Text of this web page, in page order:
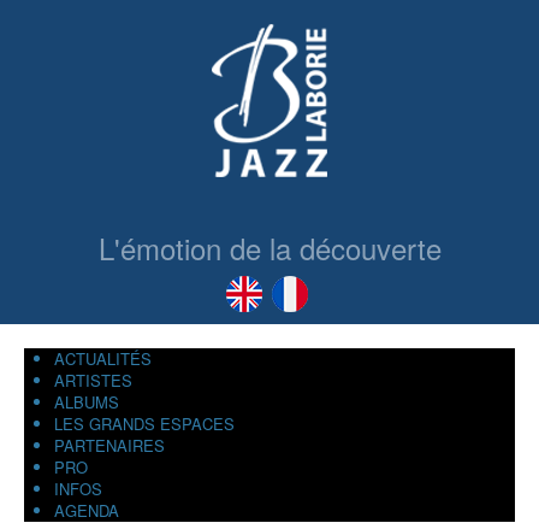
L'émotion de la découverte
ACTUALITÉS
ARTISTES
ALBUMS
LES GRANDS ESPACES
PARTENAIRES
PRO
INFOS
AGENDA